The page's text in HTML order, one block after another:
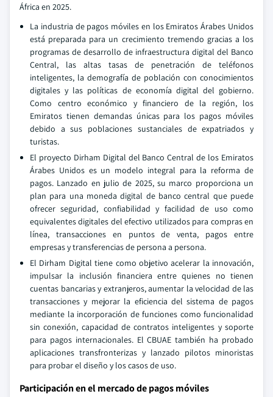
África en 2025.
La industria de pagos móviles en los Emiratos Árabes Unidos
está preparada para un crecimiento tremendo gracias a los
programas de desarrollo de infraestructura digital del Banco
Central, las altas tasas de penetración de teléfonos
inteligentes, la demografía de población con conocimientos
digitales y las políticas de economía digital del gobierno.
Como centro económico y financiero de la región, los
Emiratos tienen demandas únicas para los pagos móviles
debido a sus poblaciones sustanciales de expatriados y
turistas.
El proyecto Dirham Digital del Banco Central de los Emiratos
Árabes Unidos es un modelo integral para la reforma de
pagos. Lanzado en julio de 2025, su marco proporciona un
plan para una moneda digital de banco central que puede
ofrecer seguridad, confiabilidad y facilidad de uso como
equivalentes digitales del efectivo utilizados para compras en
línea, transacciones en puntos de venta, pagos entre
empresas y transferencias de persona a persona.
El Dirham Digital tiene como objetivo acelerar la innovación,
impulsar la inclusión financiera entre quienes no tienen
cuentas bancarias y extranjeros, aumentar la velocidad de las
transacciones y mejorar la eficiencia del sistema de pagos
mediante la incorporación de funciones como funcionalidad
sin conexión, capacidad de contratos inteligentes y soporte
para pagos internacionales. El CBUAE también ha probado
aplicaciones transfronterizas y lanzado pilotos minoristas
para probar el diseño y los casos de uso.
Participación en el mercado de pagos móviles